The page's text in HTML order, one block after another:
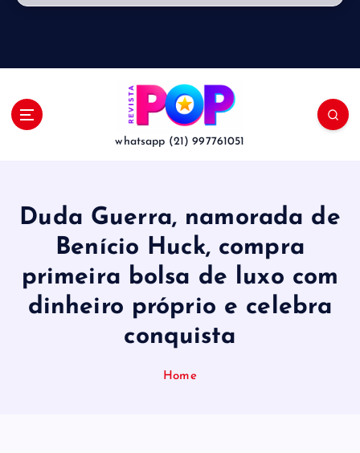
whatsapp (21) 997761051
Duda Guerra, namorada de
Benício Huck, compra
primeira bolsa de luxo com
dinheiro próprio e celebra
conquista
Home